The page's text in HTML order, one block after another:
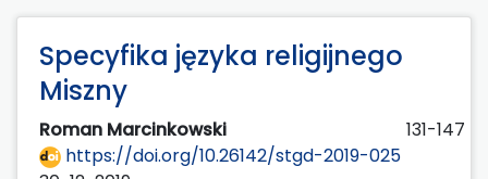
Specyfika języka religijnego
Miszny
Roman Marcinkowski
131-147
https://doi.org/10.26142/stgd-2019-025